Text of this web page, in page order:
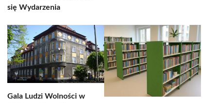
się Wydarzenia
Gala Ludzi Wolności w